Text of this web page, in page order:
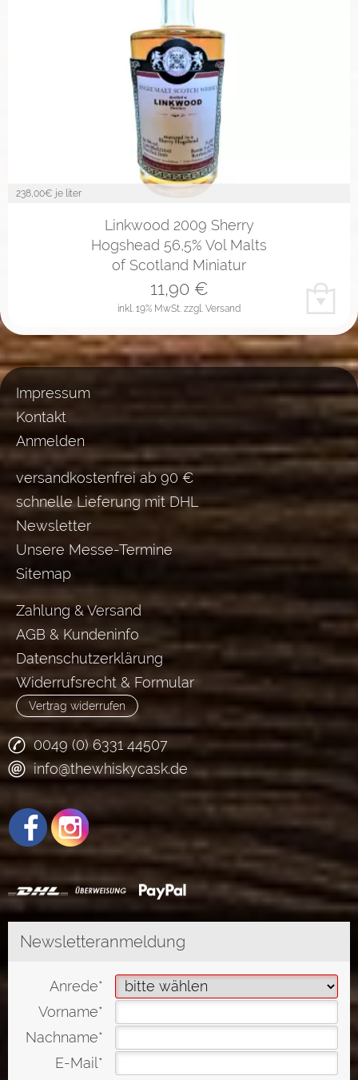
238,00€ je liter
Linkwood 2009 Sherry
Hogshead 56,5% Vol Malts
of Scotland Miniatur
inkl. 19% MwSt. zzgl. Versand
11,90€
Impressum
Kontakt
Anmelden
versandkostenfrei ab 90 €
schnelle Lieferung mit DHL
Newsletter
Unsere Messe-Termine
Sitemap
Zahlung & Versand
AGB & Kundeninfo
Datenschutzerklärung
Widerrufsrecht & Formular
Vertrag widerrufen
0049 (0) 6331 44507
info@thewhiskycask.de